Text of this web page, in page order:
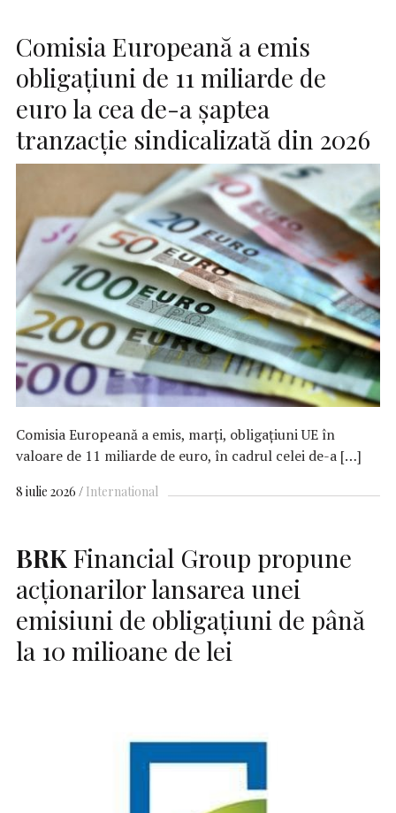
Comisia Europeană a emis
obligaţiuni de 11 miliarde de
euro la cea de-a şaptea
tranzacţie sindicalizată din 2026
Comisia Europeană a emis, marţi, obligaţiuni UE în
valoare de 11 miliarde de euro, în cadrul celei de-a […]
8 iulie 2026 International
BRK Financial Group propune
acționarilor lansarea unei
emisiuni de obligațiuni de până
la 10 milioane de lei